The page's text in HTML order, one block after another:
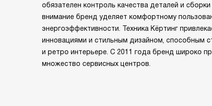
обязателен контроль качества деталей и
внимание бренд уделяет комфортному
энергоэффективности. Техника Кёртинг
инновациями и стильным дизайном, способным
и ретро интерьере. С 2011 года бренд широко
множество сервисных центров.